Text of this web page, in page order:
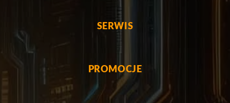
SERWIS
PROMOCJE